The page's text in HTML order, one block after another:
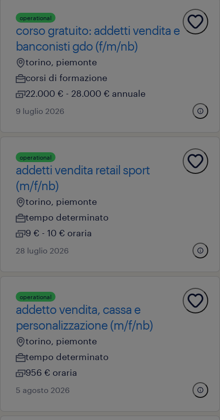
operational
corso gratuito: addetti vendita e
banconisti gdo (f/m/nb)
torino, piemonte
corsi di formazione
22.000 € - 28.000 € annuale
9 luglio 2026
operational
addetti vendita retail sport
(m/f/nb)
torino, piemonte
tempo determinato
9 € - 10 € oraria
28 luglio 2026
operational
addetto vendita, cassa e
personalizzazione (m/f/nb)
torino, piemonte
tempo determinato
956 € oraria
5 agosto 2026